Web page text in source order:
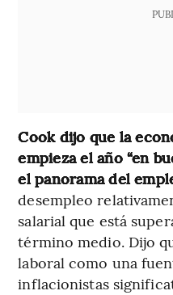
Cook dijo que la
empieza el año “en
el panorama del
desempleo
salarial que está
término medio. Dijo
laboral como una
inflacionistas